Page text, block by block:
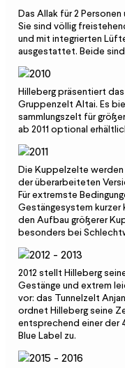
Das Allak für 2 Personen
Sie sind völlig
und mit integrierten
ausgestattet. Beide sind
Hilleberg präsentiert
Gruppenzelt Altai. Es
samm­lungszelt für
ab 2011 optional
Die Kuppelzelte werden
der überarbeiteten
Für extremste
Gestängesystem kurzer
den Aufbau größerer
besonders bei
2012 stellt Hilleberg
Gestänge und extrem
vor: das Tunnelzelt
ordnet Hilleberg seine
entsprechend einer der
Blue Label zu.